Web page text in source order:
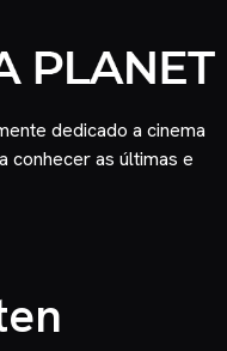
dedicado a cinema
conhecer as últimas e